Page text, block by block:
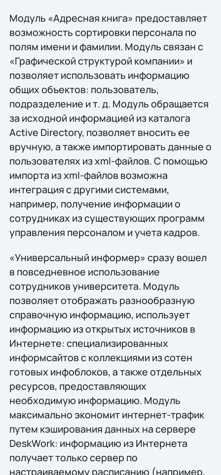
Модуль «Адресная книга» предоставляет
возможность сортировки персонала по
полям имени и фамилии. Модуль связан с
«Графической структурой компании» и
позволяет использовать информацию
общих объектов: пользователь,
подразделение и т. д. Модуль обращается
за исходной информацией из каталога
Active Directory, позволяет вносить ее
вручную, а также импортировать данные о
пользователях из xml-файлов. С помощью
импорта из xml-файлов возможна
интеграция с другими системами,
например, получение информации о
сотрудниках из существующих программ
управления персоналом и учета кадров.
«Универсальный информер» сразу вошел
в повседневное использование
сотрудников университета. Модуль
позволяет отображать разнообразную
справочную информацию, использует
информацию из открытых источников в
Интернете: специализированных
информсайтов с коллекциями из сотен
готовых инфоблоков, а также отдельных
ресурсов, предоставляющих
необходимую информацию. Модуль
максимально экономит интернет-трафик
путем кэширования данных на сервере
DeskWork: информацию из Интернета
получает только сервер по
настраиваемому расписанию (например,